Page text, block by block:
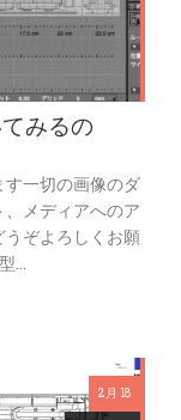
みるの
一切の画像のダ
メディアへのア
うぞよろしくお願
…
2月 18